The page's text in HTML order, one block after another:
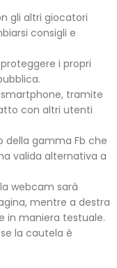
gli altri giocatori
consigli e
i propri
smartphone, tramite
con altri utenti
della gamma Fb che
valida alternativa a
webcam sarà
mentre a destra
in maniera testuale.
la cautela è